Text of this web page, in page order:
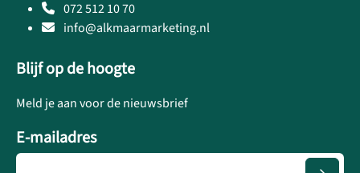
072 512 10 70
info@alkmaarmarketing.nl
Blijf op de hoogte
Meld je aan voor de nieuwsbrief
E-mailadres